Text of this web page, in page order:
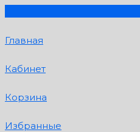
Главная
Кабинет
Корзина
Избранные